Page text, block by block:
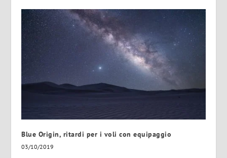
Blue Origin, ritardi per i voli con equipaggio
03/10/2019